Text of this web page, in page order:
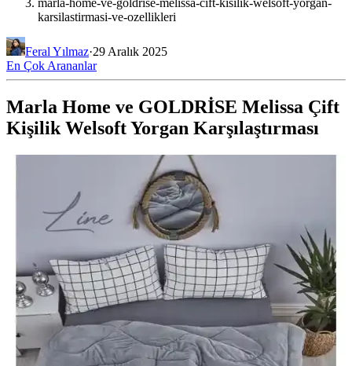
marla-home-ve-goldrise-melissa-cift-kisilik-welsoft-yorgan-
karsilastirmasi-ve-ozellikleri
Feral Yılmaz·29 Aralık 2025
En Çok Arananlar
Marla Home ve GOLDRİSE Melissa Çift
Kişilik Welsoft Yorgan Karşılaştırması